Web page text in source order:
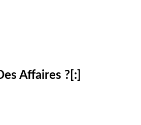
Affaires ?[:]